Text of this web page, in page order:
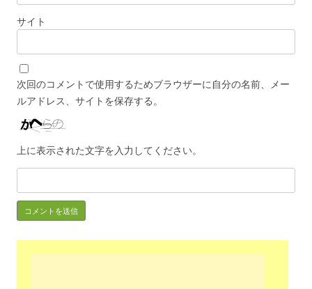
サイト
次回のコメントで使用するためブラウザーに自分の名前、メー
ルアドレス、サイトを保存する。
上に表示された文字を入力してください。